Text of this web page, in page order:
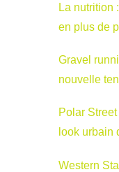
La nutrition
en plus de
Gravel
nouvelle
Polar
look urbain
Western